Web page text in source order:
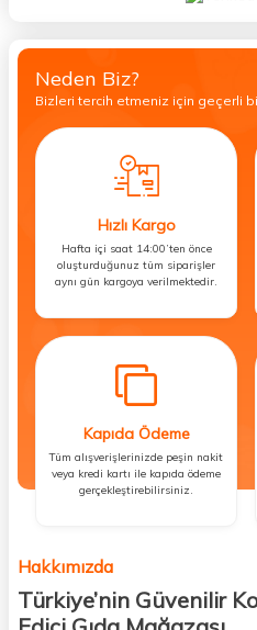
Neden Biz?
Bizleri tercih etmeniz için geçerli
Hızlı Kargo
Hafta içi saat 14:00’ten önce
oluşturduğunuz tüm siparişler
aynı gün kargoya verilmektedir.
Kapıda Ödeme
Tüm alışverişlerinizde peşin nakit
veya kredi kartı ile kapıda ödeme
gerçekleştirebilirsiniz.
Hakkımızda
Türkiye’nin Güvenilir